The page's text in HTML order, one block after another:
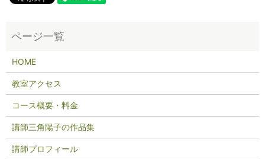
HOME
教室アクセス
コース概要・料金
講師三角陽子の作品集
講師プロフィール